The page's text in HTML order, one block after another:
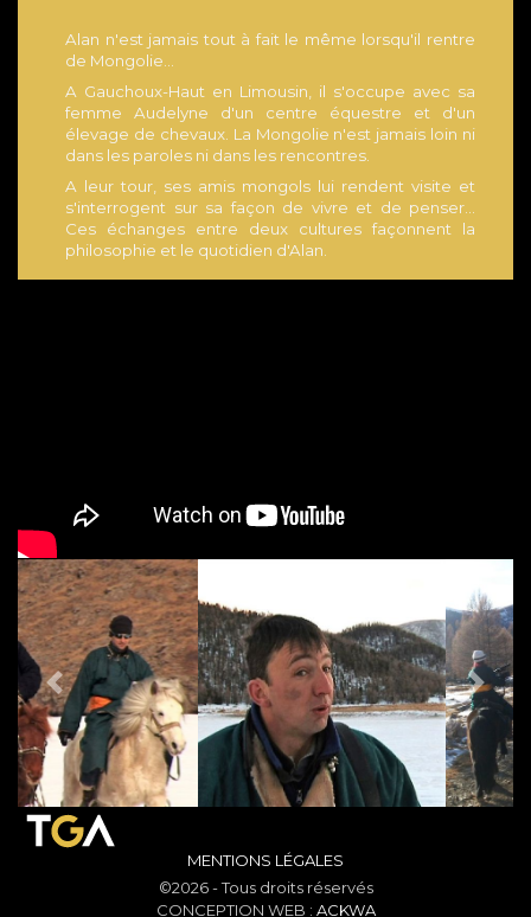
Alan n'est jamais tout à fait le même lorsqu'il rentre
de Mongolie…
A Gauchoux-Haut en Limousin, il s'occupe avec sa
femme Audelyne d'un centre équestre et d'un
élevage de chevaux. La Mongolie n'est jamais loin ni
dans les paroles ni dans les rencontres.
A leur tour, ses amis mongols lui rendent visite et
s'interrogent sur sa façon de vivre et de penser…
Ces échanges entre deux cultures façonnent la
philosophie et le quotidien d'Alan.
PREVIOUS
MENTIONS LÉGALES
©2026 - Tous droits réservés
CONCEPTION WEB : ACKWA